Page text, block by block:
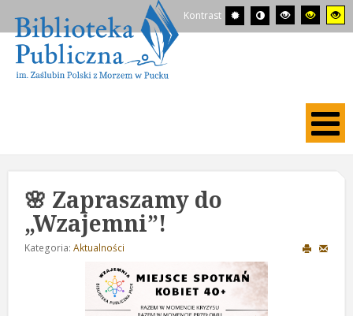
Kontrast
🌸 Zapraszamy do
„Wzajemni”!
Kategoria: Aktualności